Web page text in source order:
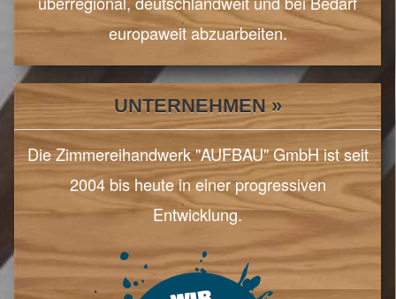
europaweit abzuarbeiten.
UNTERNEHMEN »
Die Zimmereihandwerk "AUFBAU" GmbH ist seit
2004 bis heute in einer progressiven
Entwicklung.